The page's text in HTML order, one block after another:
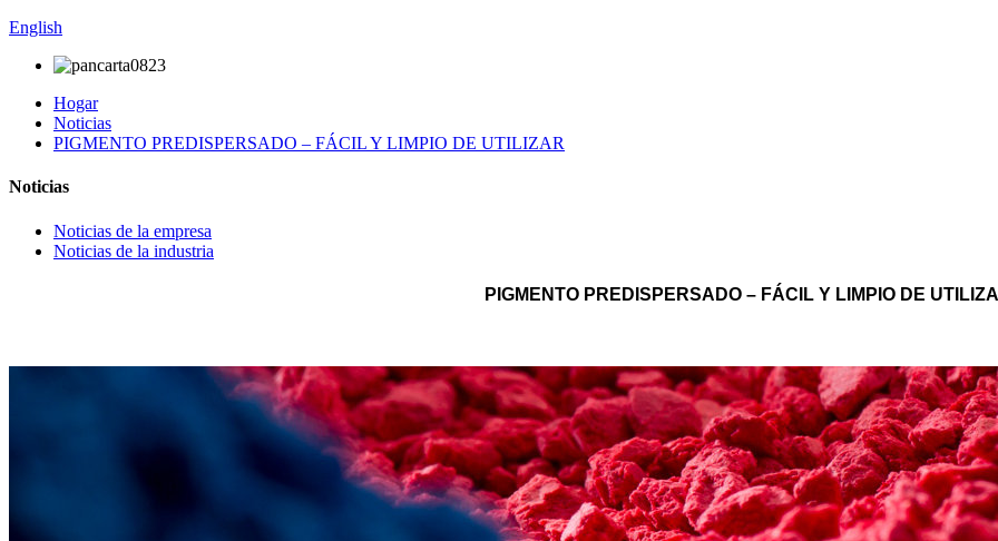
English
Hogar
Noticias
PIGMENTO PREDISPERSADO – FÁCIL Y LIMPIO DE UTILIZAR
Noticias
Noticias de la empresa
Noticias de la industria
PIGMENTO PREDISPERSADO – FÁCIL Y LIMPIO DE